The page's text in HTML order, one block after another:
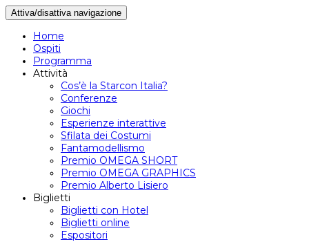
Attiva/disattiva navigazione
Home
Ospiti
Programma
Attività
Cos’è la Starcon Italia?
Conferenze
Giochi
Esperienze interattive
Sfilata dei Costumi
Fantamodellismo
Premio OMEGA SHORT
Premio OMEGA GRAPHICS
Premio Alberto Lisiero
Biglietti
Biglietti con Hotel
Biglietti online
Espositori